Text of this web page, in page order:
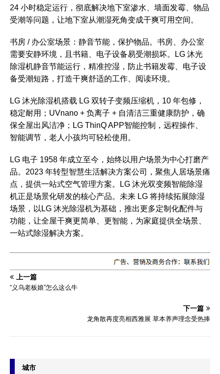
24 小时稳定运行，彻底解决地下室渗水、墙面发霉、物品
受潮等问题，让地下室从潮湿死角变成干爽可用空间。
书房 / 办公室场景：静音节能，保护物品。书房、办公室
需要安静环境，且书籍、电子设备易受潮损坏。LG 沐光
除湿机静音节能运行，精准控湿，防止书籍发霉、电子设
备受潮短路，打造干爽舒适的工作、阅读环境。
LG 沐光除湿机搭载 LG 双转子变频压缩机，10 年包修，
稳定耐用；UVnano + 负离子 + 自清洁三重健康防护，确
保全屋出风洁净；LG ThinQ APP智能控制，远程操作、
智能调节，老人小孩均可轻松使用。
LG 电子 1958 年成立至今，始终以用户场景为中心打磨产
品。2023 年转型智慧生活解决方案公司，聚焦人居场景痛
点，提供一站式空气管理方案。LG 沐光双变频智能除湿
机正是场景化研发的核心产品。未来 LG 将持续拓展除湿
场景，以LG 沐光除湿机为基础，推出更多定制化配件与
功能，让全屋干爽更简单、更智能，为家庭提供全场景、
一站式除湿解决方案。
上一篇
“义乌老板娘”怎么这么牛
下一篇
龙角散再度亮相西雅展 草本养声理念受热捧
城市